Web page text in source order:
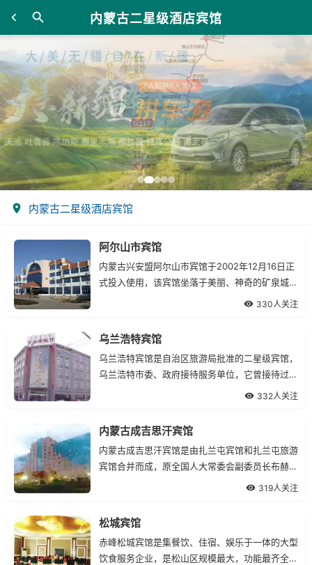
内蒙古二星级酒店宾馆
内蒙古二星级酒店宾馆
阿尔山市宾馆
内蒙古兴安盟阿尔山市宾馆于2002年12月16日正
式投入使用，该宾馆坐落于美丽、神奇的矿泉城--
330人关注
乌兰浩特宾馆
乌兰浩特宾馆是自治区旅游局批准的二星级宾馆，
乌兰浩特市委、政府接待服务单位，它曾接待过许
332人关注
内蒙古成吉思汗宾馆
内蒙古成吉思汗宾馆是由扎兰屯宾馆和扎兰屯旅游
宾馆合并而成，原全国人大常委会副委员长布赫亲
319人关注
松城宾馆
赤峰松城宾馆是集餐饮、住宿、娱乐于一体的大型
饮食服务企业，是松山区规模最大，功能最齐全的